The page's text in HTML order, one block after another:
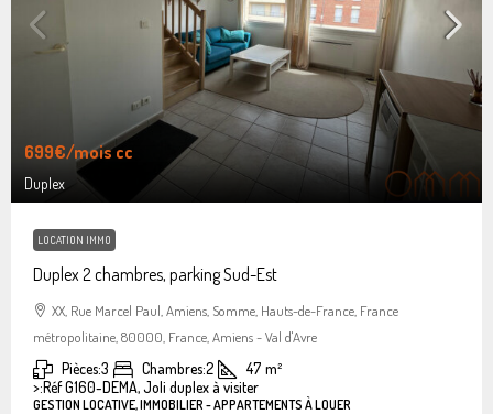
699€/mois cc
Duplex
LOCATION IMMO
Duplex 2 chambres, parking Sud-Est
XX, Rue Marcel Paul, Amiens, Somme, Hauts-de-France, France
métropolitaine, 80000, France, Amiens - Val d'Avre
Pièces:3 Chambres:2 47 m²
>:Réf G160-DEMA, Joli duplex à visiter
GESTION LOCATIVE, IMMOBILIER - APPARTEMENTS À LOUER